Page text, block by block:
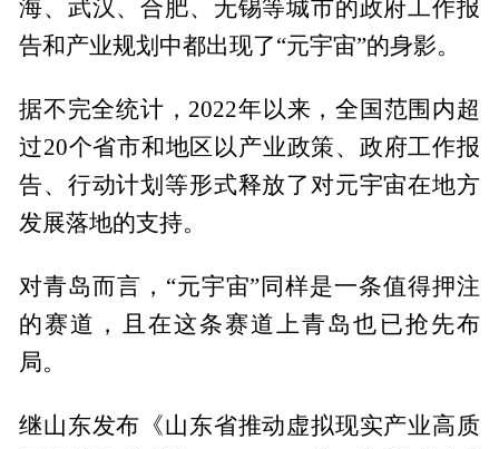
海、武汉、合肥、无锡等城市的政府工作报
告和产业规划中都出现了“元宇宙”的身影。
据不完全统计，2022年以来，全国范围内超
过20个省市和地区以产业政策、政府工作报
告、行动计划等形式释放了对元宇宙在地方
发展落地的支持。
对青岛而言，“元宇宙”同样是一条值得押注
的赛道，且在这条赛道上青岛也已抢先布
局。
继山东发布《山东省推动虚拟现实产业高质